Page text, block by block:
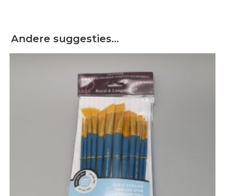
Andere suggesties…